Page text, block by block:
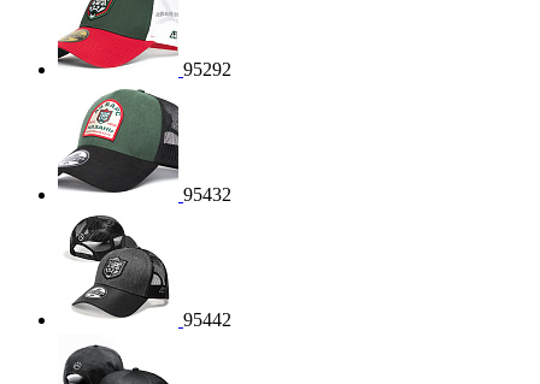
95292
95432
95442